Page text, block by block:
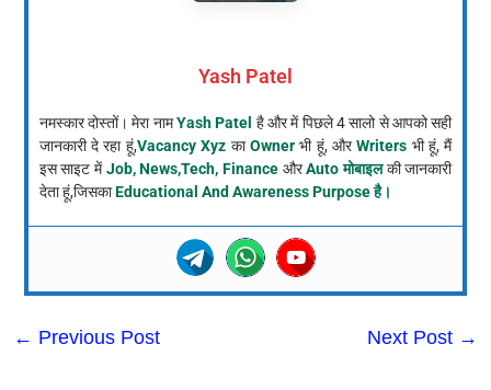
Yash Patel
नमस्कार दोस्तों। मेरा नामYash Patel है और में पिछले 4 सालो से आपको सही
जानकारी दे रहा हूं,Vacancy Xyz काOwnerभी हूं, औरWriters भी हूं, मैं
इस साइट मेंJob, News,Tech, Finance औरAuto मोबाइलकी जानकारी
देता हूं,जिसकाEducational And Awareness Purpose है।
← Previous Post Next Post →